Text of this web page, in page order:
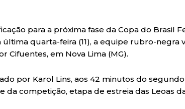
para a próxima fase da Copa do Brasil
última quarta-feira (11), a equipe rubro-negra
Cifuentes, em Nova Lima (MG).
por Karol Lins, aos 42 minutos do
da competição, etapa de estreia das Leoas